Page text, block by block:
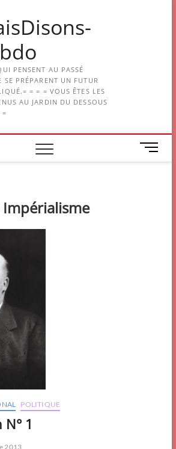
PENSENT AU PASSÉ
SE PRÉPARENT UN FUTUR
= = = VOUS ÊTES LES
AU JARDIN DU DESSOUS
=
M
e
Impérialisme
POLITIQUE
N° 1
2013